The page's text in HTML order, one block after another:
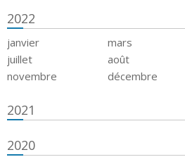
2022
janvier mars
juillet
août
novembre
décembre
2021
2020